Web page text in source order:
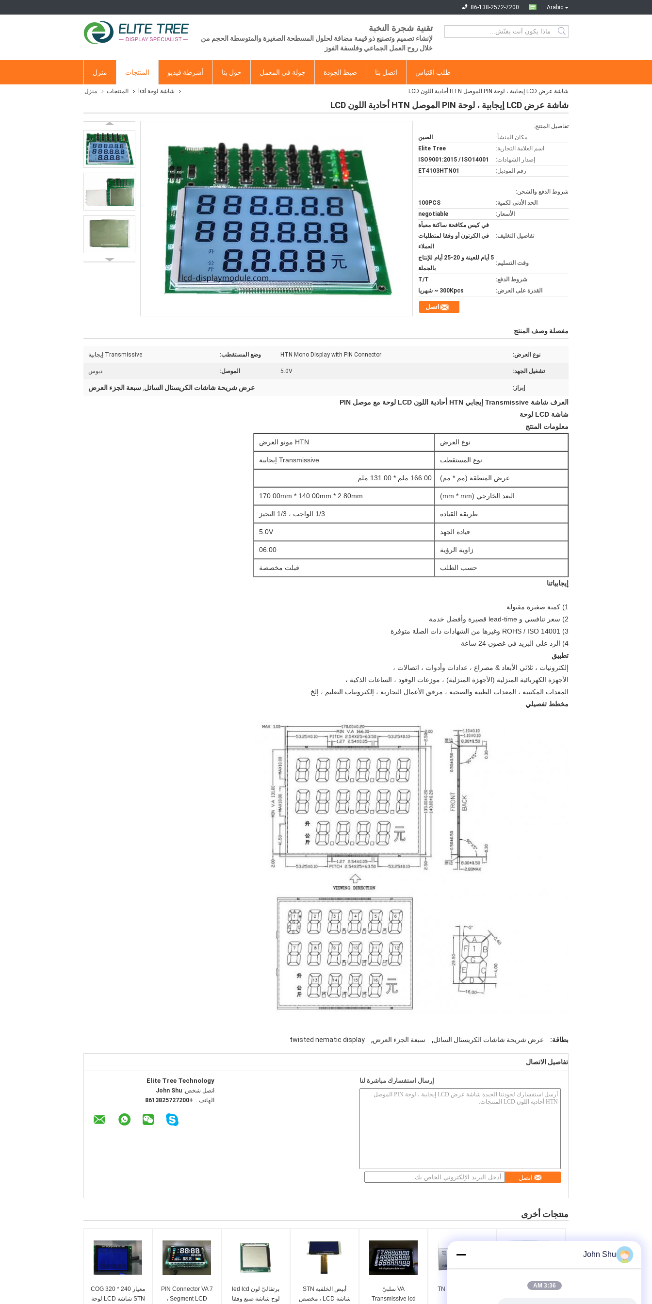
Arabic
86-138-2572-7200
تقنية شجرة النخبة
لإنشاء تصميم وتصنيع ذو قيمة مضافة لحلول المسطحة الصغيرة والمتوسطة الحجم من
خلال روح العمل الجماعي وفلسفة الفوز
منزل المنتجات أشرطة فيديو حول بنا جولة في المعمل ضبط الجودة اتصل بنا طلب اقتباس
منزل المنتجات شاشة لوحة lcd شاشة عرض LCD إيجابية ، لوحة PIN الموصل HTN أحادية اللون LCD
شاشة عرض LCD إيجابية ، لوحة PIN الموصل HTN أحادية اللون LCD
تفاصيل المنتج:
مكان المنشأ:
الصين
اسم العلامة التجارية:
Elite Tree
إصدار الشهادات:
ISO9001:2015 / ISO14001
رقم الموديل:
ET4103HTN01
شروط الدفع والشحن:
الحد الأدنى لكمية:
100PCS
الأسعار:
negotiable
تفاصيل التغليف:
في كيس مكافحة ساكنة معبأة
في الكرتون أو وفقا لمتطلبات
العملاء
وقت التسليم:
5 أيام للعينة و 20-25 أيام للإنتاج
بالجملة
شروط الدفع:
T/T
القدرة على العرض:
300Kpcs ~ شهريا
اتصل
مفصلة وصف المنتج
نوع العرض: HTN Mono Display with PIN Connector وضع المستقطب: Transmissive إيجابية
تشغيل الجهد: 5.0V الموصل: دبوس
إبراز: عرض شريحة شاشات الكريستال السائل, سبعة الجزء العرض
العرف شاشة Transmissive إيجابي HTN أحادية اللون LCD لوحة مع موصل PIN
شاشة LCD لوحة
معلومات المنتج
نوع العرض
HTN مونو العرض
نوع المستقطب Transmissive إيجابية
عرض المنطقة (مم * مم) 166.00 ملم * 131.00 ملم
البعد الخارجي (mm * mm) 170.00mm * 140.00mm * 2.80mm
طريقة القيادة 1/3 الواجب ، 1/3 التحيز
قيادة الجهد 5.0V
زاوية الرؤية 06:00
حسب الطلب
قبلت مخصصة
إيجابياتنا
1) كمية صغيرة مقبولة
2) سعر تنافسي و lead-time قصيرة وأفضل خدمة
3) ROHS / ISO 14001 وغيرها من الشهادات ذات الصلة متوفرة
4) الرد على البريد في غضون 24 ساعة
تطبيق
إلكترونيات ، ثلاثي الأبعاد & مصراع ، عدادات وأدوات ، اتصالات ،
الأجهزة الكهربائية المنزلية (الأجهزة المنزلية) ، موزعات الوقود ، الساعات الذكية ،
المعدات المكتبية ، المعدات الطبية والصحية ، مرفق الأعمال التجارية ، إلكترونيات التعليم ، إلخ.
مخطط تفصيلي
بطاقة: عرض شريحة شاشات الكريستال السائل, سبعة الجزء العرض,
twisted nematic display
تفاصيل الاتصال
Elite Tree Technology
اتصل شخص: John Shu
الهاتف :: +8613825727200
إرسال استفسارك مباشرة لنا
اتصل
منتجات أخرى
معيار COG 320 * 240
STN شاشة LCD لوحة
PIN Connector VA 7
Segment LCD ،
برتقاليّ لون led lcd
لوح شاشة صنع وفقا
أبيض الخلفية STN
شاشة LCD ، مخصص
VA سلبيّ
Transmissive lcd
5.0V FPC الجزء TN
John Shu
3:36 AM